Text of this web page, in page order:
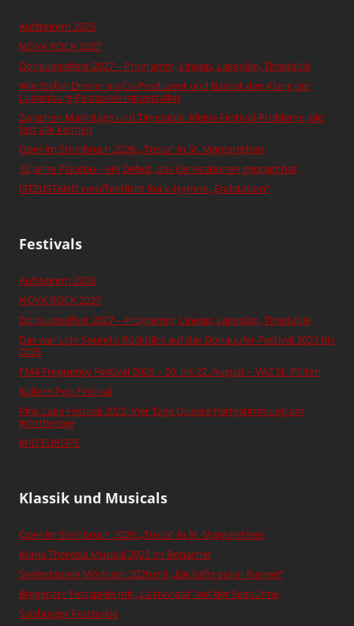
Aufsteirern 2026
NOVA ROCK 2027
Donauinselfest 2027 – Programm, Lineup, Lageplan, Timetable
Wie Stefan Dresler als Co-Produzent und Bassist den Klang der
Luisenburg-Festspiele mitgestaltet
Zwischen Mainstage und Timetable: Kleine Festival-Probleme, die
fast alle kennen
Oper im Steinbruch 2026: „Tosca“ in St. Margarethen
30 Jahre Placebo – ein Debüt, das Generationen geprägt hat
ISTZUSTAND veröffentlicht Rock-Hymne „Endstation“
Festivals
Aufsteirern 2026
NOVA ROCK 2027
Donauinselfest 2027 – Programm, Lineup, Lageplan, Timetable
Das war Lido Sounds: Rückblick auf das Donauufer-Festival 2023 bis
2025
FM4 Frequency Festival 2026 – 20. bis 22. August – VAZ St. Pölten
Kaltern Pop Festival
Pink Lake Festival 2025: Vier Tage Queere Partystimmung am
Wörthersee
MID EUROPE
Klassik und Musicals
Oper im Steinbruch 2026: „Tosca“ in St. Margarethen
Maria Theresia Musical 2025 im Ronacher
Seefestspiele Mörbisch 2026 mit „Ein Käfig voller Narren“
Bregenzer Festspiele mit „La traviata“ auf der Seebühne
Salzburger Festspiele